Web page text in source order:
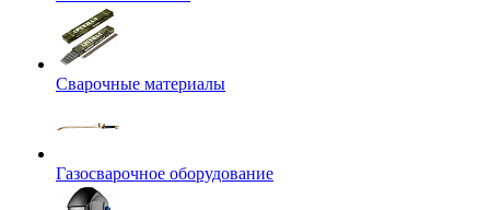
Сварочные материалы
Газосварочное оборудование